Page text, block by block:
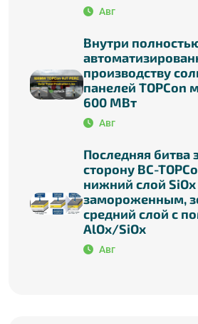
Авг
Внутри
производству
панелей TOPCon
600 МВт
Авг
Последняя битва
сторону BC-
нижний слой SiOx
замороженным,
средний слой с
AlOx/SiOx
Авг